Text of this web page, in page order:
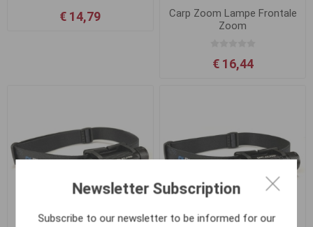
€ 14,79
Carp Zoom Lampe Frontale
Zoom
€ 16,44
Newsletter Subscription
Subscribe to our newsletter to be informed for our